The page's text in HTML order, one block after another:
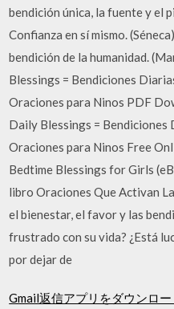
bendición única, la fuente y el
Confianza en sí mismo.
bendición de la humanidad.
Blessings = Bendiciones
Oraciones para Ninos PDF
Daily Blessings =
Oraciones para Ninos Free
Bedtime Blessings for Girls
libro Oraciones Que Activan
el bienestar, el favor y las
frustrado con su vida? ¿Está
por dejar de
Gmail返信アプリをダウンロー